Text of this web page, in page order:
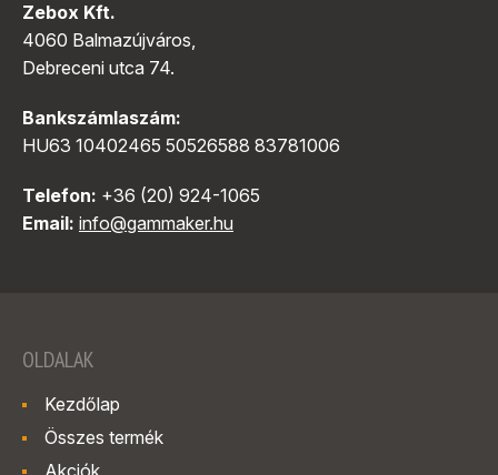
Zebox Kft.
4060 Balmazújváros,
Debreceni utca 74.
Bankszámlaszám:
HU63 10402465 50526588 83781006
Telefon: +36 (20) 924-1065
Email: info@gammaker.hu
OLDALAK
Kezdőlap
Összes termék
Akciók